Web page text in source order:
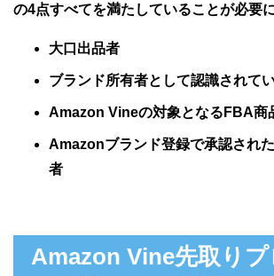
の4点すべてを満たしていることが必要
大口出品者
ブランド所有者として認識されて
Amazon Vineの対象となるFBA商
Amazonブランド登録で承認され
者
Amazon Vine先取り